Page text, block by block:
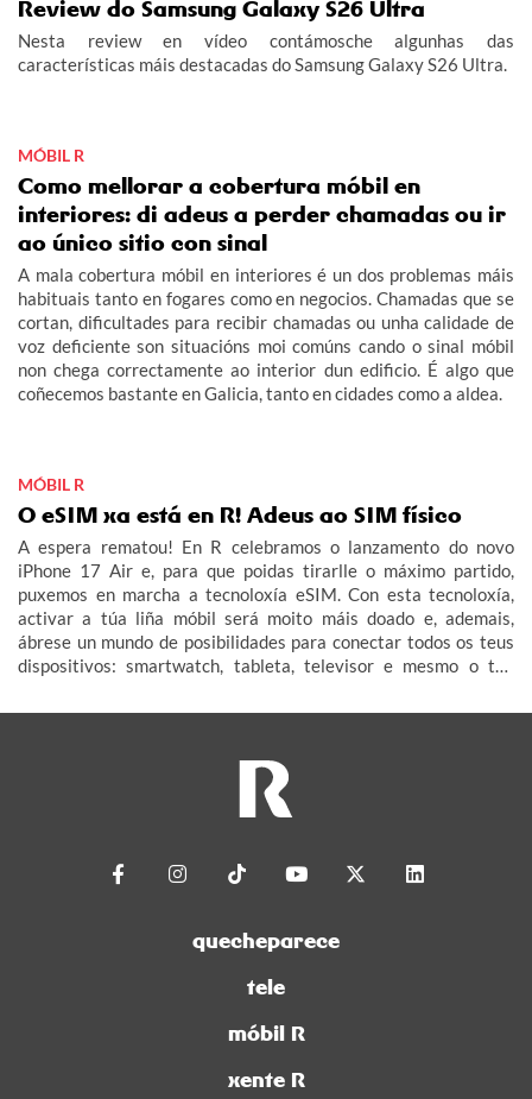
Review do Samsung Galaxy S26 Ultra
Nesta review en vídeo contámosche algunhas das
características máis destacadas do Samsung Galaxy S26 Ultra.
MÓBIL R
Como mellorar a cobertura móbil en
interiores: di adeus a perder chamadas ou ir
ao único sitio con sinal
A mala cobertura móbil en interiores é un dos problemas máis
habituais tanto en fogares como en negocios. Chamadas que se
cortan, dificultades para recibir chamadas ou unha calidade de
voz deficiente son situacións moi comúns cando o sinal móbil
non chega correctamente ao interior dun edificio. É algo que
coñecemos bastante en Galicia, tanto en cidades como a aldea.
MÓBIL R
O eSIM xa está en R! Adeus ao SIM físico
A espera rematou! En R celebramos o lanzamento do novo
iPhone 17 Air e, para que poidas tirarlle o máximo partido,
puxemos en marcha a tecnoloxía eSIM. Con esta tecnoloxía,
activar a túa liña móbil será moito máis doado e, ademais,
ábrese un mundo de posibilidades para conectar todos os teus
dispositivos: smartwatch, tableta, televisor e mesmo o teu
quecheparece
tele
móbil R
xente R